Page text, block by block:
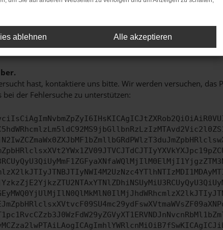
Betriebssystem auf dem neuesten Stand sind.
sondern kann auch dazu führen, dass
hast, kontaktiere uns bitte. Wir werden versuchen, das
der Fehlersuche zu unterstützen:
ablehnen Alle akzeptieren